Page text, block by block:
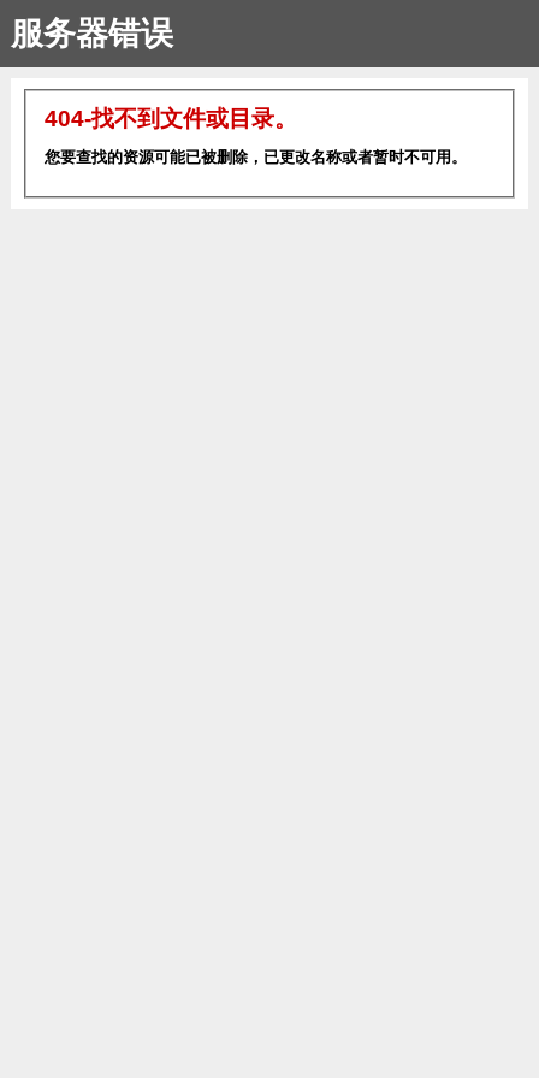
服务器错误
404-找不到文件或目录。
您要查找的资源可能已被删除，已更改名称或者暂时不可用。